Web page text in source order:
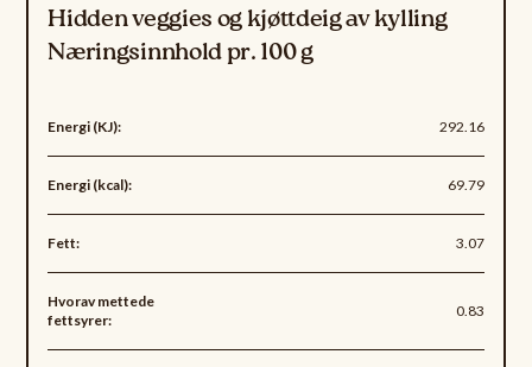
Hidden veggies og kjøttdeig av kylling
Næringsinnhold pr. 100 g
Energi (KJ): 292.16
Energi (kcal): 69.79
Fett: 3.07
Hvorav mettede
fettsyrer:
0.83